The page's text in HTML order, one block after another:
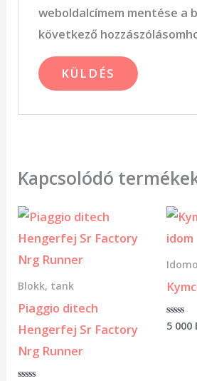
weboldalcímem mentése a
következő
Kapcsolódó
Blokk, tank
Piaggio ditech
Hengerfej Sr Factory
Nrg Runner
5 000